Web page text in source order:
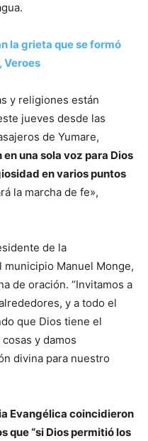
la grieta que se formó
Veroes
y religiones están
jueves desde las
de Yumare,
una sola voz para Dios
en varios puntos
la marcha de fe»,
de la
Manuel Monge,
de oración. “Invitamos a
y a todo el
que Dios tiene el
y damos
divina para nuestro
Evangélica coincidieron
que “si Dios permitió los